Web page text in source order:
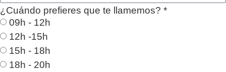
¿Cuándo prefieres que te llamemos? *
09h - 12h
12h -15h
15h - 18h
18h - 20h